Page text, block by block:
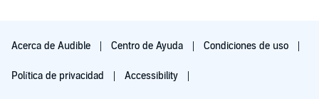
Acerca de Audible Centro de Ayuda Condiciones de uso
Política de privacidad Accessibility